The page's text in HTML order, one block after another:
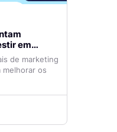
em
eficiência
de marketing
os